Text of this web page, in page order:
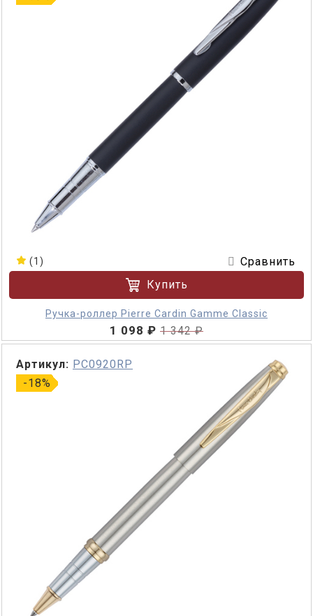
(1)
Сравнить
Купить
Ручка-роллер Pierre Cardin Gamme Classic
1 098 ₽ 1 342 ₽
-18%
Артикул: PC0920RP